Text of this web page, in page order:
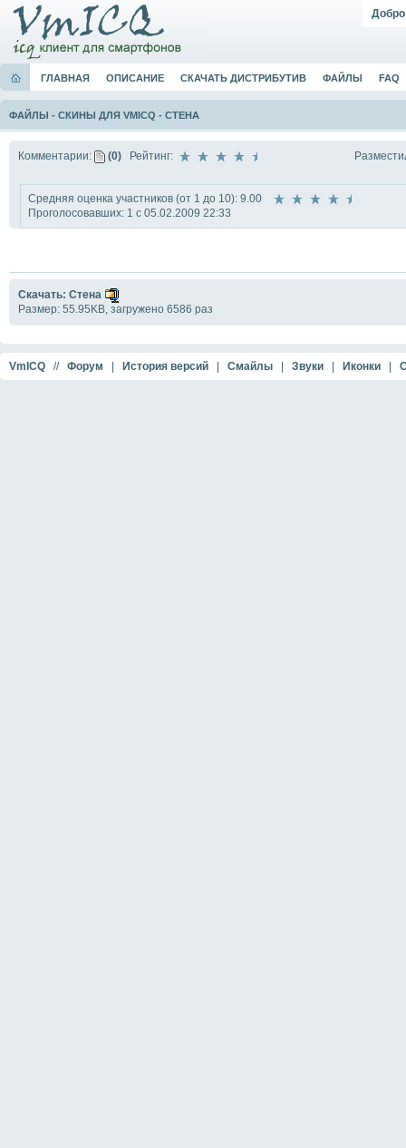
ГЛАВНАЯ ОПИСАНИЕ СКАЧАТЬ ДИСТРИБУТИВ ФАЙЛЫ FAQ
ФАЙЛЫ - СКИНЫ ДЛЯ VMICQ - СТЕНА
Комментарии: (0) Рейтинг:
Средняя оценка участников (от 1 до 10): 9.00
Проголосовавших: 1 с 05.02.2009 22:33
Скачать: Стена
Размер: 55.95KB, загружено 6586 раз
VmICQ // Форум История версий Смайлы Звуки Иконки